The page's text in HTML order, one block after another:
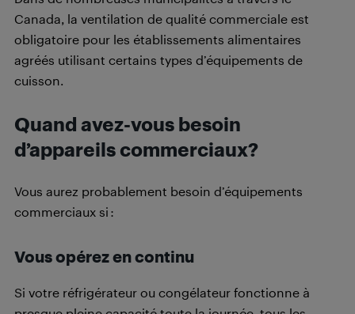
Canada, la ventilation de qualité commerciale est
obligatoire pour les établissements alimentaires
agréés utilisant certains types d’équipements de
cuisson.
Quand avez-vous besoin
d’appareils commerciaux?
Vous aurez probablement besoin d’équipements
commerciaux si :
Vous opérez en continu
Si votre réfrigérateur ou congélateur fonctionne à